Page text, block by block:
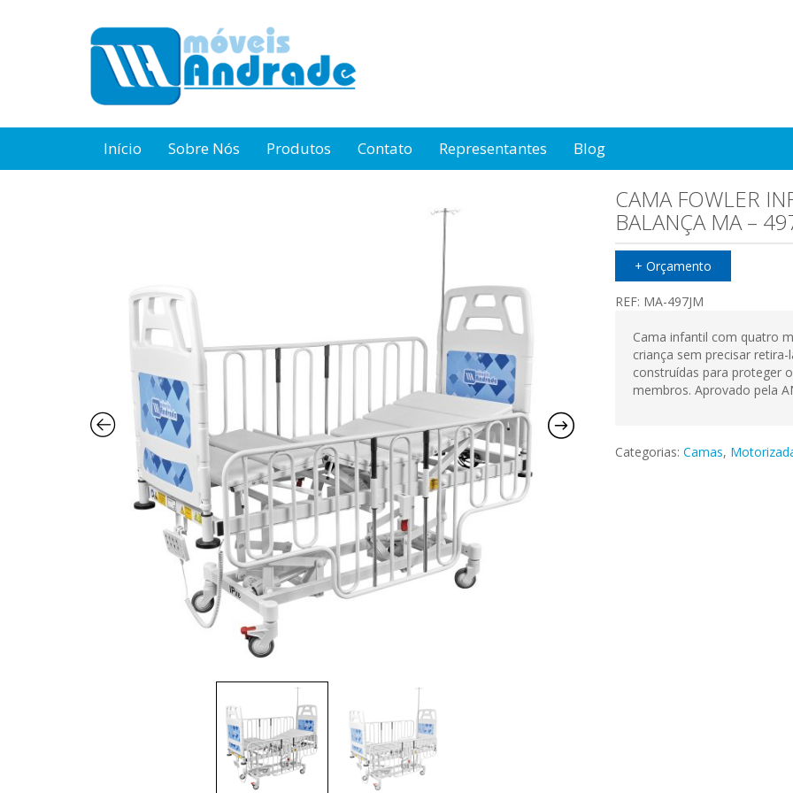
Início Sobre Nós Produtos Contato Representantes Blog
CAMA FOWLER
BALANÇA MA –
+ Orçamento
REF: MA-497JM
Cama infantil com quatro
criança sem precisar retira-
construídas para proteger
membros. Aprovado pela
Categorias: Camas,